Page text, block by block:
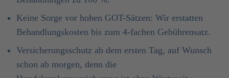
Keine Sorge vor hohen GOT-Sätzen: Wir erstatten
Behandlungskosten bis zum 4-fachen Gebührensatz.
Versicherungsschutz ab dem ersten Tag, auf Wunsch
schon ab morgen, denn die